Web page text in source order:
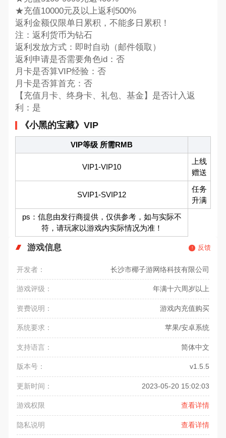
★充值10000元及以上返利500%
返利金额仅限单日累积，不能多日累积！
注：返利货币为钻石
返利发放方式：即时自动（邮件领取）
返利申请是否需要角色id：否
月卡是否算VIP经验：否
月卡是否算首充：否
【充值月卡、终身卡、礼包、基金】是否计入返
利：是
《小黑的宝藏》VIP
VIP等级 所需RMB
VIP1-VIP10
上线
赠送
SVIP1-SVIP12
任务
升满
ps：信息由发行商提供，仅供参考，如与实际不
符，请玩家以游戏内实际情况为准！
游戏信息 反馈
开发者： 长沙市椰子游网络科技有限公司
游戏评级： 年满十六周岁以上
资费说明： 游戏内充值购买
系统要求： 苹果/安卓系统
支持语言： 简体中文
版本号： v1.5.5
更新时间： 2023-05-20 15:02:03
游戏权限 查看详情
隐私说明 查看详情